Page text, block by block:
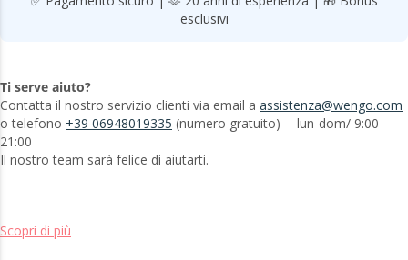
esclusivi
Ti serve aiuto?
Contatta il nostro servizio clienti via email a assistenza@wengo.com
o telefono +39 06948019335
21:00
Il nostro team sarà felice di aiutarti.
Scopri di più